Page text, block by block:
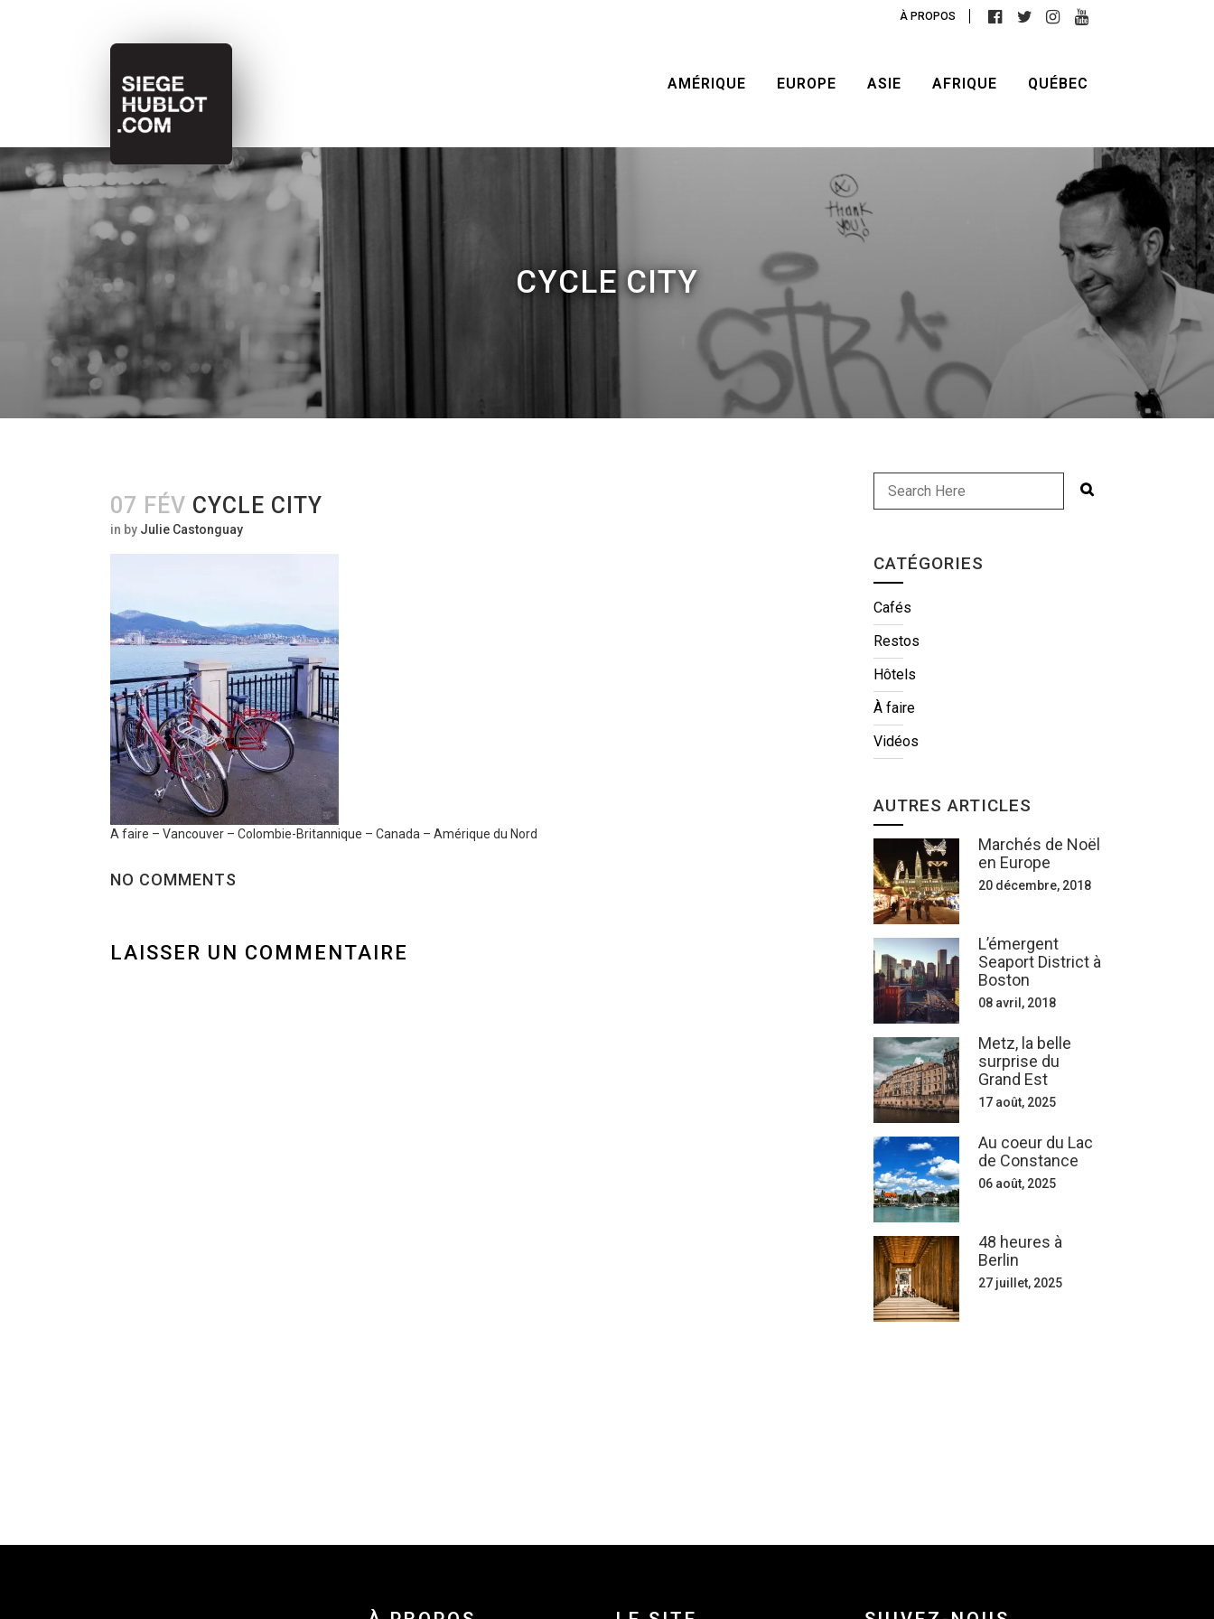
À PROPOS
AMÉRIQUE EUROPE ASIE AFRIQUE QUÉBEC
CYCLE CITY
07 FÉV CYCLE CITY
in by Julie Castonguay
A faire – Vancouver – Colombie-Britannique – Canada – Amérique du Nord
NO COMMENTS
LAISSER UN COMMENTAIRE
CATÉGORIES
Cafés
Restos
Hôtels
À faire
Vidéos
AUTRES ARTICLES
Marchés de Noël
en Europe
20 décembre, 2018
L’émergent
Seaport District à
Boston
08 avril, 2018
Metz, la belle
surprise du
Grand Est
17 août, 2025
Au coeur du Lac
de Constance
06 août, 2025
48 heures à
Berlin
27 juillet, 2025